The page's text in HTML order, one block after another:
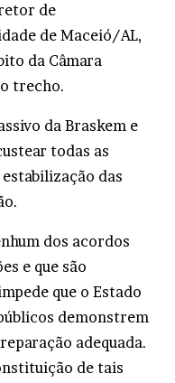
de
de Maceió/AL,
da Câmara
trecho.
da Braskem e
todas as
das
dos acordos
e que são
que o Estado
demonstrem
adequada.
de tais